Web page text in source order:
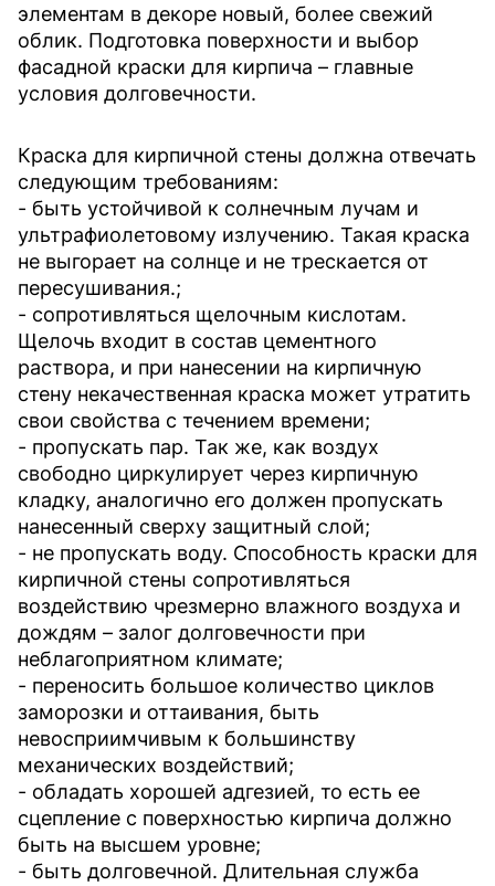
элементам в декоре новый, более свежий
облик. Подготовка поверхности и выбор
фасадной краски для кирпича – главные
условия долговечности.
Краска для кирпичной стены должна отвечать
следующим требованиям:
- быть устойчивой к солнечным лучам и
ультрафиолетовому излучению. Такая краска
не выгорает на солнце и не трескается от
пересушивания.;
- сопротивляться щелочным кислотам.
Щелочь входит в состав цементного
раствора, и при нанесении на кирпичную
стену некачественная краска может утратить
свои свойства с течением времени;
- пропускать пар. Так же, как воздух
свободно циркулирует через кирпичную
кладку, аналогично его должен пропускать
нанесенный сверху защитный слой;
- не пропускать воду. Способность краски для
кирпичной стены сопротивляться
воздействию чрезмерно влажного воздуха и
дождям – залог долговечности при
неблагоприятном климате;
- переносить большое количество циклов
заморозки и оттаивания, быть
невосприимчивым к большинству
механических воздействий;
- обладать хорошей адгезией, то есть ее
сцепление с поверхностью кирпича должно
быть на высшем уровне;
- быть долговечной. Длительная служба